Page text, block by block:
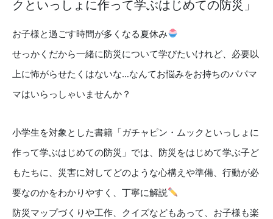
クといっしょに作って学ぶはじめての防災」
お子様と過ごす時間が多くなる夏休み
せっかくだから一緒に防災について学びたいけれど、必要以
上に怖がらせたくはないな…なんてお悩みをお持ちのパパマ
マはいらっしゃいませんか？
小学生を対象とした書籍「ガチャピン・ムックといっしょに
作って学ぶはじめての防災」では、防災をはじめて学ぶ子ど
もたちに、災害に対してどのような心構えや準備、行動が必
要なのかをわかりやすく、丁寧に解説
防災マップづくりや工作、クイズなどもあって、お子様も楽